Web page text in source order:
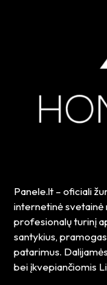
Panele.lt – oficiali
internetinė
profesionalų turinį
santykius,
patarimus.
bei įkvepiančiomis